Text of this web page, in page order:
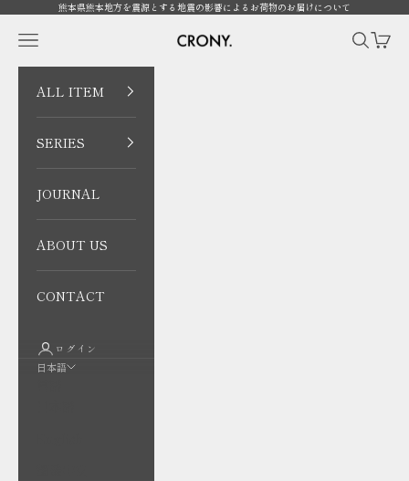
コンテンツへスキップ
熊本県熊本地方を震源とする地震の影響によるお荷物のお届けについて
CRONY. ONLINE
メニューを開く 検索を開
カー
ALL ITEM
SERIES
JOURNAL
ABOUT US
CONTACT
ログイン
日本語